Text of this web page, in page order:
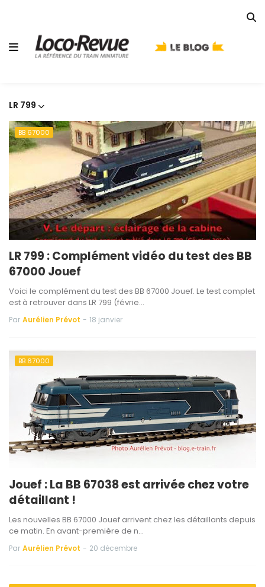
LR 799
BB 67000
LR 799 : Complément vidéo du test des BB
67000 Jouef
Voici le complément du test des BB 67000 Jouef. Le test complet
est à retrouver dans LR 799 (févrie…
Par Aurélien Prévot - 18 janvier
BB 67000
Jouef : La BB 67038 est arrivée chez votre
détaillant !
Les nouvelles BB 67000 Jouef arrivent chez les détaillants depuis
ce matin. En avant-première de n…
Par Aurélien Prévot - 20 décembre